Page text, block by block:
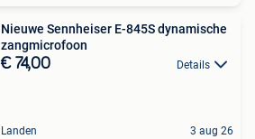
Nieuwe Sennheiser E-845S dynamische
zangmicrofoon
€ 74,00 Details
Landen 3 aug 26